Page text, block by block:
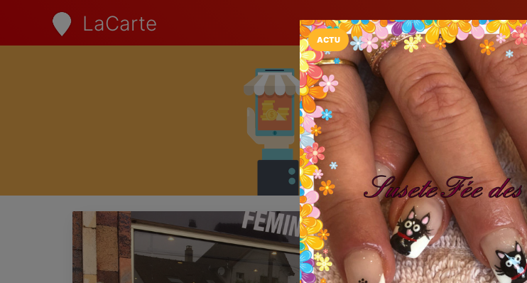
LaCarte
Installez l'App
Téléchargez
commerces favoris et ne
Télécharger Plus tard
Bar à
Sucy-
ACTU